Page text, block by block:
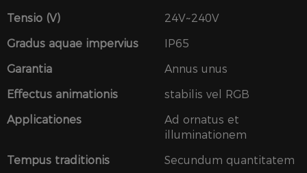
Tensio (V)
24V~240V
Gradus aquae impervius
IP65
Garantia
Annus unus
Effectus animationis
stabilis vel RGB
Applicationes
Ad ornatus et
illuminationem
Tempus traditionis
Secundum quantitatem